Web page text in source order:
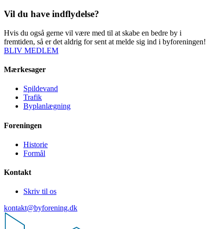
Vil du have indflydelse?
Hvis du også gerne vil være med til at skabe en bedre by i
fremtiden, så er det aldrig for sent at melde sig ind i byforeningen!
BLIV MEDLEM
Mærkesager
Spildevand
Trafik
Byplanlægning
Foreningen
Historie
Formål
Kontakt
Skriv til os
kontakt@byforening.dk